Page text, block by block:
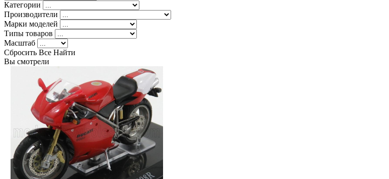
Категории
Производители
Марки моделей
Типы товаров
Масштаб
Сбросить Все Найти
Вы смотрели